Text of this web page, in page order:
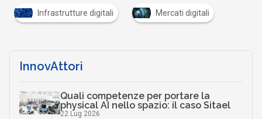
Infrastrutture digitali Mercati digitali
InnovAttori
Quali competenze per portare la
physical AI nello spazio: il caso Sitael
22 Lug 2026